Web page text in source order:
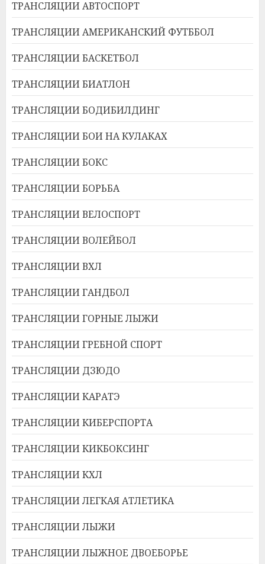
ТРАНСЛЯЦИИ АВТОСПОРТ
ТРАНСЛЯЦИИ АМЕРИКАНСКИЙ ФУТББОЛ
ТРАНСЛЯЦИИ БАСКЕТБОЛ
ТРАНСЛЯЦИИ БИАТЛОН
ТРАНСЛЯЦИИ БОДИБИЛДИНГ
ТРАНСЛЯЦИИ БОИ НА КУЛАКАХ
ТРАНСЛЯЦИИ БОКС
ТРАНСЛЯЦИИ БОРЬБА
ТРАНСЛЯЦИИ ВЕЛОСПОРТ
ТРАНСЛЯЦИИ ВОЛЕЙБОЛ
ТРАНСЛЯЦИИ ВХЛ
ТРАНСЛЯЦИИ ГАНДБОЛ
ТРАНСЛЯЦИИ ГОРНЫЕ ЛЫЖИ
ТРАНСЛЯЦИИ ГРЕБНОЙ СПОРТ
ТРАНСЛЯЦИИ ДЗЮДО
ТРАНСЛЯЦИИ КАРАТЭ
ТРАНСЛЯЦИИ КИБЕРСПОРТА
ТРАНСЛЯЦИИ КИКБОКСИНГ
ТРАНСЛЯЦИИ КХЛ
ТРАНСЛЯЦИИ ЛЕГКАЯ АТЛЕТИКА
ТРАНСЛЯЦИИ ЛЫЖИ
ТРАНСЛЯЦИИ ЛЫЖНОЕ ДВОЕБОРЬЕ